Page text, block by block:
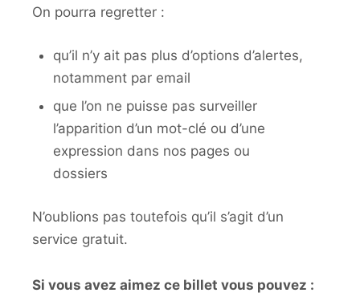
On pourra regretter :
qu’il n’y ait pas plus d’options d’alertes,
notamment par email
que l’on ne puisse pas surveiller
l’apparition d’un mot-clé ou d’une
expression dans nos pages ou
dossiers
N’oublions pas toutefois qu’il s’agit d’un
service gratuit.
Si vous avez aimez ce billet vous pouvez :